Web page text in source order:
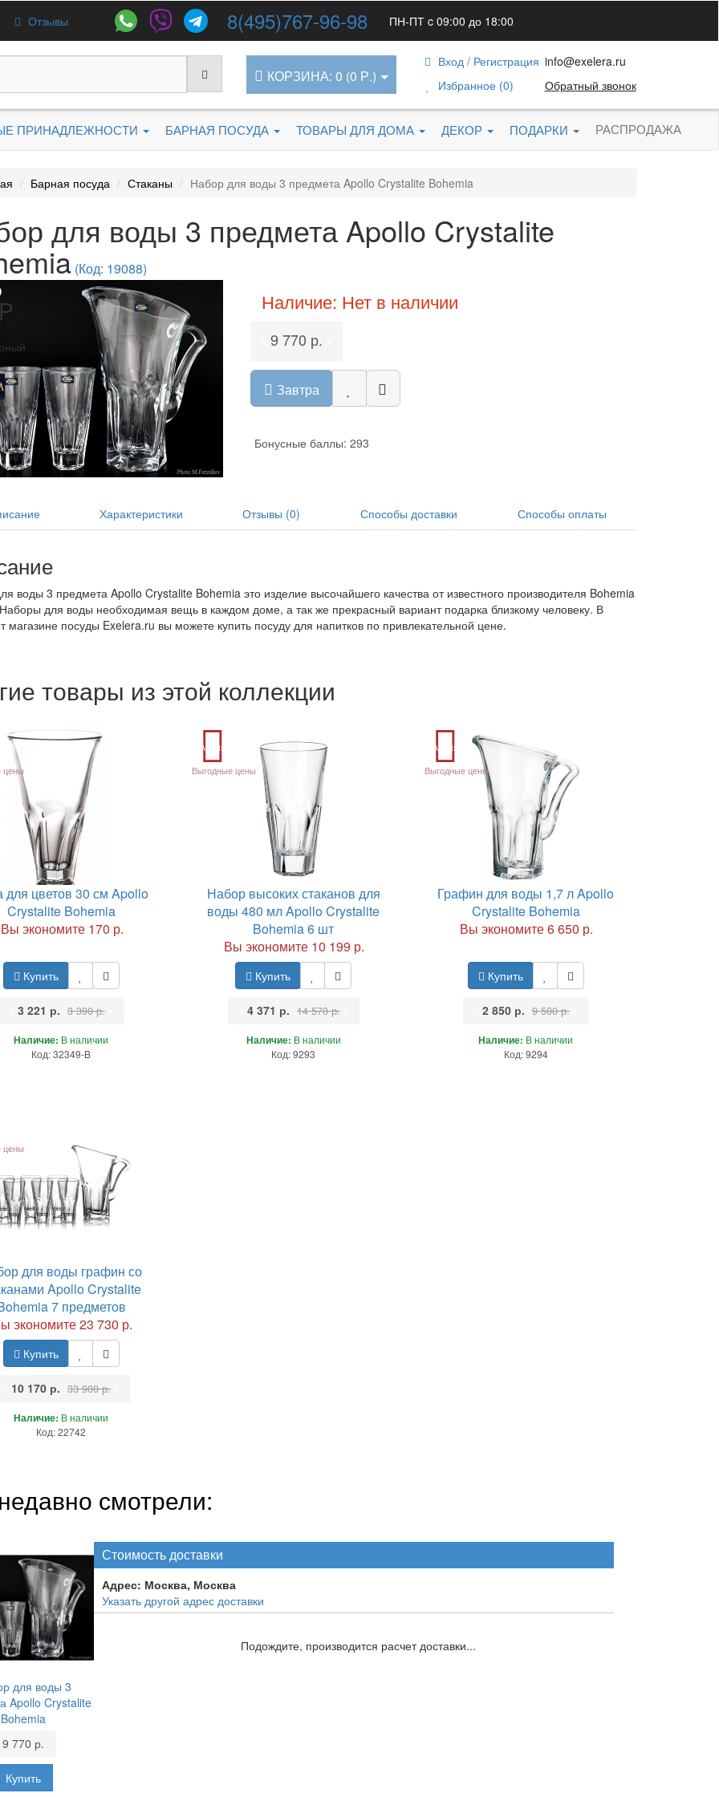
Отзывы 8(495)767-96-98 ПН-ПТ c 09:00 до 18:00
КОРЗИНА: 0 (0 Р.)
Вход / Регистрация
Избранное (0)
info@exelera.ru
Обратный звонок
ПРИНАДЛЕЖНОСТИ БАРНАЯ ПОСУДА ТОВАРЫ ДЛЯ ДОМА ДЕКОР ПОДАРКИ РАСПРОДАЖА
Барная посуда Стаканы Набор для воды 3 предмета Apollo Crystalite Bohemia
для воды 3 предмета Apollo Crystalite
(Код: 19088)
Наличие: Нет в наличии
9 770 р.
Завтра
Бонусные баллы: 293
Характеристики Отзывы (0) Способы доставки Способы оплаты
воды 3 предмета Apollo Crystalite Bohemia это изделие высочайшего качества от известного производителя Bohemia
для воды необходимая вещь в каждом доме, а так же прекрасный вариант подарка близкому человеку. В
магазине посуды Exelera.ru вы можете купить посуду для напитков по привлекательной цене.
товары из этой коллекции
цены
для цветов 30 см Apollo
Crystalite Bohemia
Вы экономите 170 р.
Купить
3 221 р. 3 390 р.
Наличие: В наличии
Код: 32349-B
Акция
Выгодные цены
Набор высоких стаканов для
воды 480 мл Apollo Crystalite
Bohemia 6 шт
Вы экономите 10 199 р.
Купить
4 371 р. 14 570 р.
Наличие: В наличии
Код: 9293
Акция
Выгодные цены
Графин для воды 1,7 л Apollo
Crystalite Bohemia
Вы экономите 6 650 р.
Купить
2 850 р. 9 500 р.
Наличие: В наличии
Код: 9294
цены
для воды графин со
Apollo Crystalite
7 предметов
экономите 23 730 р.
Купить
10 170 р. 33 900 р.
Наличие: В наличии
Код: 22742
смотрели:
для воды 3
Apollo Crystalite
Bohemia
9 770 р.
Стоимость доставки
Адрес: Москва, Москва
Указать другой адрес доставки
Подождите, производится расчет доставки...